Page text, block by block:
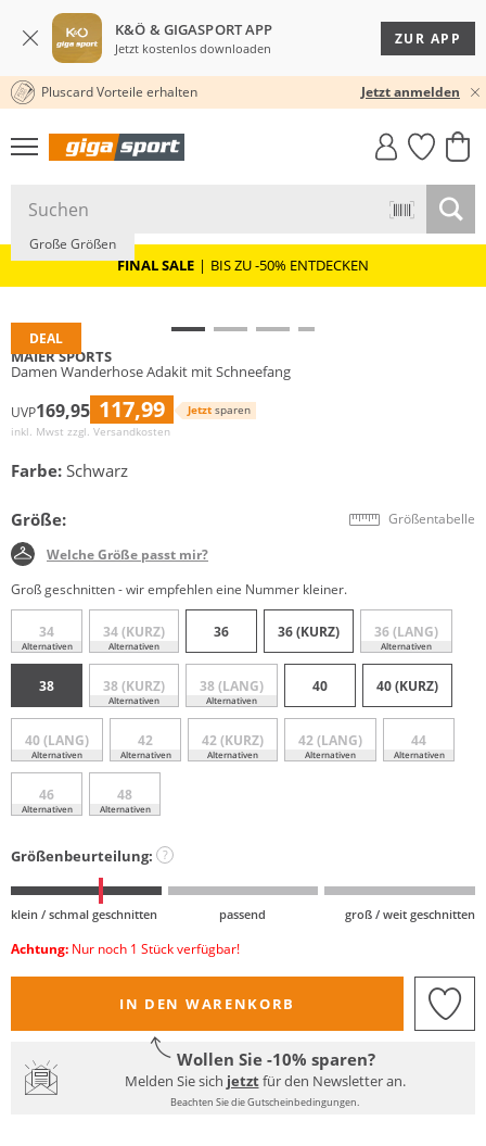
K&Ö & GIGASPORT APP
Jetzt kostenlos downloaden
ZUR APP
30 TAGE RÜCKGABERECHT
Pluscard Vorteile erhalten Jetzt anmelden
GIGASTYLE
FAHRRAD­
MUST-HAVE
FINAL SALE | BIS ZU -50% ENTDECKEN
DEAL
Nachhaltig
Große Größen
MAIER SPORTS
Damen Wanderhose Adakit mit Schneefang
UVP169,95 117,99 Jetzt sparen
inkl. Mwst zzgl. Versandkosten
Farbe: Schwarz
Größe: Größentabelle
Welche Größe passt mir?
Groß geschnitten - wir empfehlen eine Nummer kleiner.
34
Alternativen
34 (KURZ)
Alternativen
36 36 (KURZ) 36 (LANG)
Alternativen
38 38 (KURZ)
Alternativen
38 (LANG)
Alternativen
40 40 (KURZ)
40 (LANG)
Alternativen
42
Alternativen
42 (KURZ)
Alternativen
42 (LANG)
Alternativen
44
Alternativen
46
Alternativen
48
Alternativen
Größenbeurteilung: ?
klein / schmal geschnitten passend groß / weit geschnitten
Achtung: Nur noch 1 Stück verfügbar!
IN DEN WARENKORB
Wollen Sie -10% sparen?
Melden Sie sich jetztfür den Newsletter an.
Beachten Sie die Gutscheinbedingungen.